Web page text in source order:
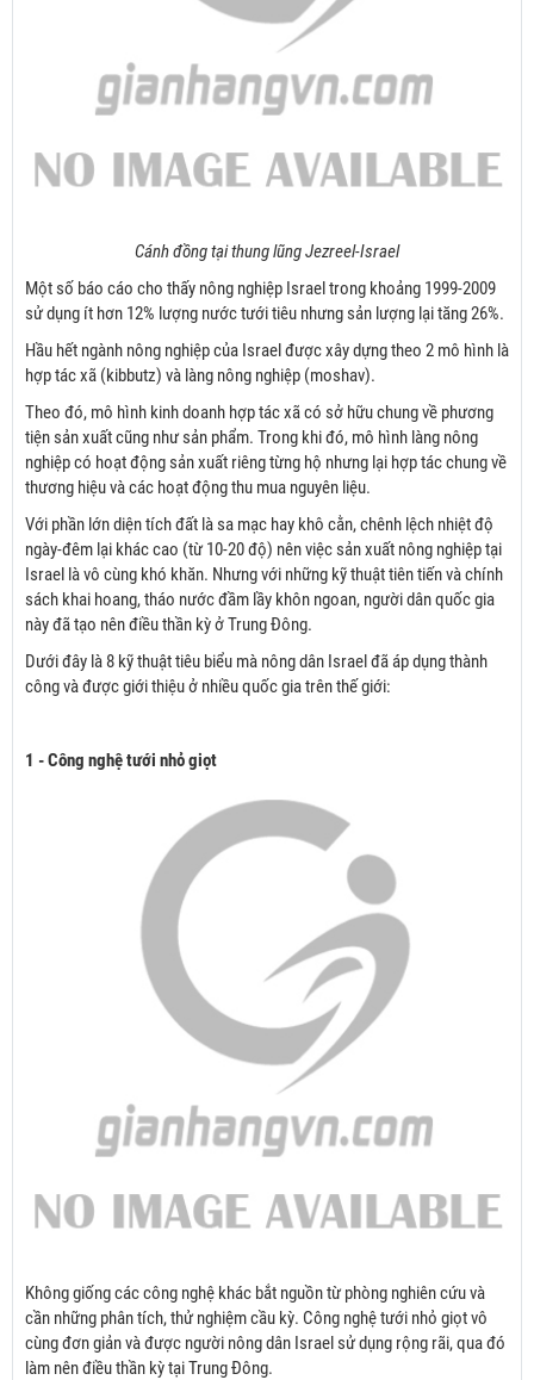
Cánh đồng tại thung lũng Jezreel-Israel
Một số báo cáo cho thấy nông nghiệp Israel trong khoảng 1999-2009
sử dụng ít hơn 12% lượng nước tưới tiêu nhưng sản lượng lại tăng 26%.
Hầu hết ngành nông nghiệp của Israel được xây dựng theo 2 mô hình là
hợp tác xã (kibbutz) và làng nông nghiệp (moshav).
Theo đó, mô hình kinh doanh hợp tác xã có sở hữu chung về phương
tiện sản xuất cũng như sản phẩm. Trong khi đó, mô hình làng nông
nghiệp có hoạt động sản xuất riêng từng hộ nhưng lại hợp tác chung về
thương hiệu và các hoạt động thu mua nguyên liệu.
Với phần lớn diện tích đất là sa mạc hay khô cằn, chênh lệch nhiệt độ
ngày-đêm lại khác cao (từ 10-20 độ) nên việc sản xuất nông nghiệp tại
Israel là vô cùng khó khăn. Nhưng với những kỹ thuật tiên tiến và chính
sách khai hoang, tháo nước đầm lầy khôn ngoan, người dân quốc gia
này đã tạo nên điều thần kỳ ở Trung Đông.
Dưới đây là 8 kỹ thuật tiêu biểu mà nông dân Israel đã áp dụng thành
công và được giới thiệu ở nhiều quốc gia trên thế giới:
1 - Công nghệ tưới nhỏ giọt
Không giống các công nghệ khác bắt nguồn từ phòng nghiên cứu và
cần những phân tích, thử nghiệm cầu kỳ. Công nghệ tưới nhỏ giọt vô
cùng đơn giản và được người nông dân Israel sử dụng rộng rãi, qua đó
làm nên điều thần kỳ tại Trung Đông.